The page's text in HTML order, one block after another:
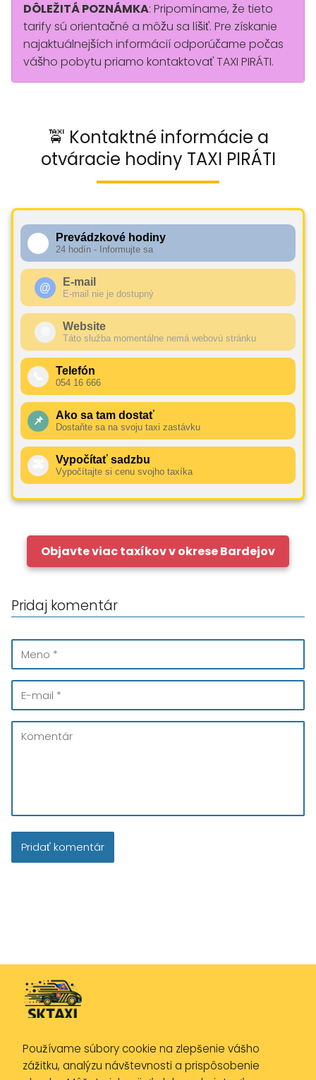
DÔLEŽITÁ POZNÁMKA: Pripomíname, že tieto
tarify sú orientačné a môžu sa líšiť. Pre získanie
najaktuálnejších informácií odporúčame počas
vášho pobytu priamo kontaktovať TAXI PIRÁTI.
🚖 Kontaktné informácie a
otváracie hodiny TAXI PIRÁTI
Prevádzkové hodiny
24 hodín - Informujte sa
@ E-mail
E-mail nie je dostupný
Website
Táto služba momentálne nemá webovú stránku
Telefón
054 16 666
📌 Ako sa tam dostať
Dostaňte sa na svoju taxi zastávku
Vypočítať sadzbu
Vypočítajte si cenu svojho taxíka
Objavte viac taxíkov v okrese Bardejov
Pridaj komentár
Zásady ochrany osobných údajov
Používame súbory cookie na zlepšenie vášho
zážitku, analýzu návštevnosti a prispôsobenie